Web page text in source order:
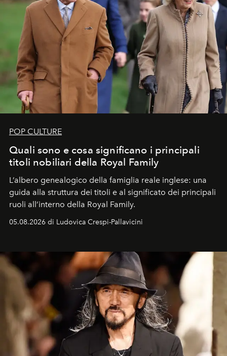
POP CULTURE
Quali sono e cosa significano i principali
titoli nobiliari della Royal Family
L’albero genealogico della famiglia reale inglese: una
guida alla struttura dei titoli e al significato dei principali
ruoli all’interno della Royal Family.
05.08.2026 di Ludovica Crespi-Pallavicini